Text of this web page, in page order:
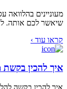
מעוניינים
שיאשר לכם אותה.
קראו עוד ›
איך להכין בקשת